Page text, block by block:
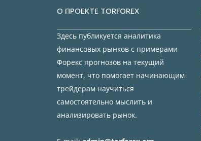
О ПРОЕКТЕ TORFOREX
Здесь публикуется аналитика
финансовых рынков с примерами
Форекс прогнозов на текущий
момент, что помогает начинающим
трейдерам научиться
самостоятельно мыслить и
анализировать рынок.